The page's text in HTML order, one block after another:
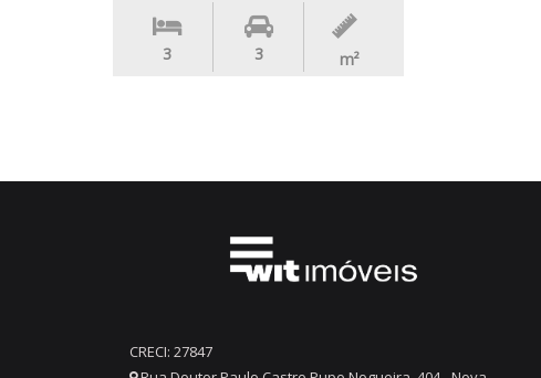
3 3 m²
CRECI: 27847